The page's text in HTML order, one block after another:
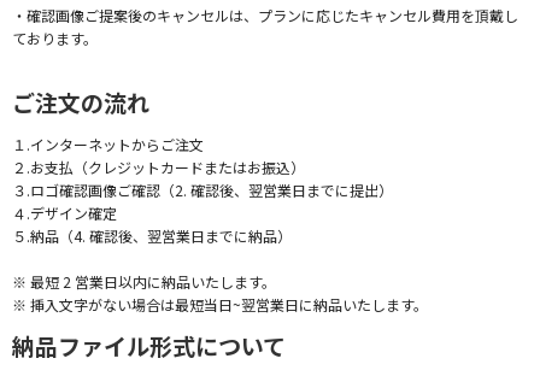
・確認画像ご提案後のキャンセルは、プランに応じたキャンセル費用を頂戴し
ております。
ご注文の流れ
１.インターネットからご注文
２.お支払（クレジットカードまたはお振込）
３.ロゴ確認画像ご確認（2. 確認後、翌営業日までに提出）
４.デザイン確定
５.納品（4. 確認後、翌営業日までに納品）
※ 最短 2 営業日以内に納品いたします。
※ 挿入文字がない場合は最短当日~翌営業日に納品いたします。
納品ファイル形式について